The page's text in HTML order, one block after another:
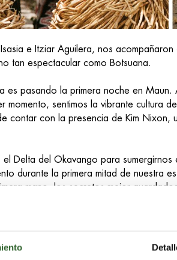
e Itziar Aguilera, nos
tan espectacular como Botsuana.
es pasando la primera noche en
sentimos la vibrante cultura
contar con la presencia de Kim
Delta del Okavango para
durante la primera mitad de nuestra
mano, los secretos mejor